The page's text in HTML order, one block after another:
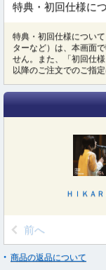
特典・初回仕様に
特典・初回仕様につい
ターなど）は、本画面
せん。また、「初回仕
以降のご注文でのご指
前へ
商品の返品について